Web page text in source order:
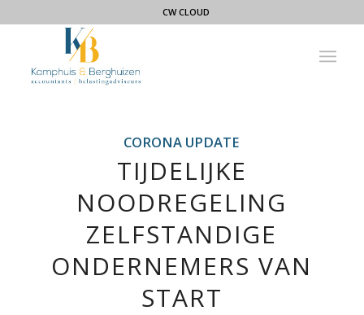
CW CLOUD
CORONA UPDATE
TIJDELIJKE
NOODREGELING
ZELFSTANDIGE
ONDERNEMERS VAN
START